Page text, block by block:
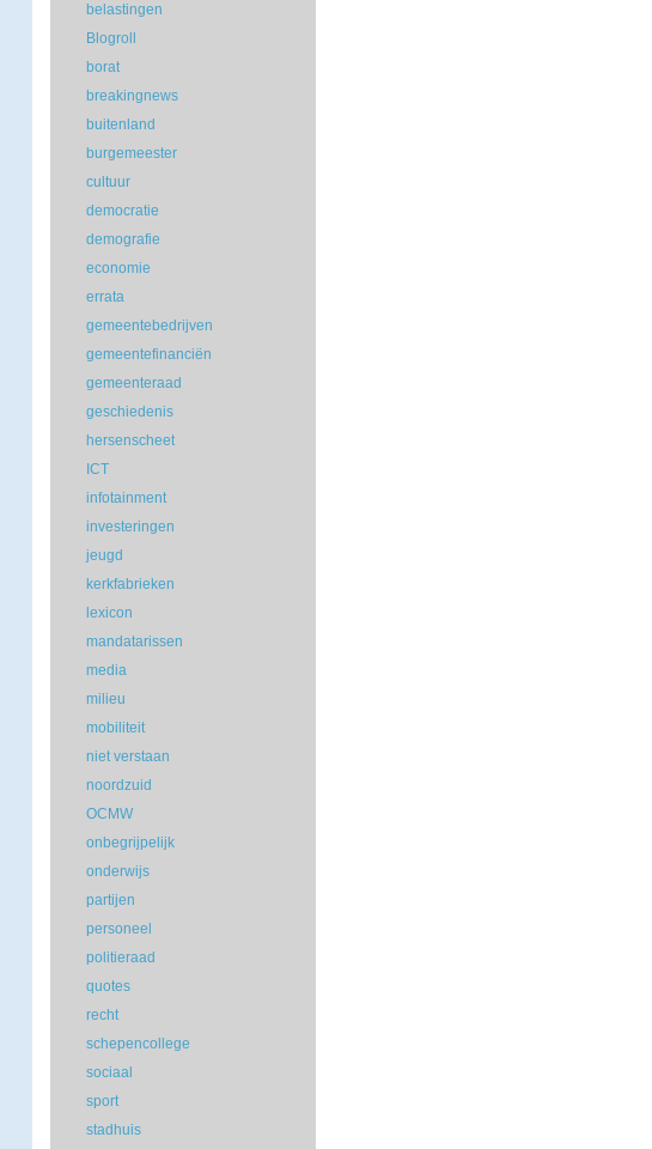
belastingen
Blogroll
borat
breakingnews
buitenland
burgemeester
cultuur
democratie
demografie
economie
errata
gemeentebedrijven
gemeentefinanciën
gemeenteraad
geschiedenis
hersenscheet
ICT
infotainment
investeringen
jeugd
kerkfabrieken
lexicon
mandatarissen
media
milieu
mobiliteit
niet verstaan
noordzuid
OCMW
onbegrijpelijk
onderwijs
partijen
personeel
politieraad
quotes
recht
schepencollege
sociaal
sport
stadhuis